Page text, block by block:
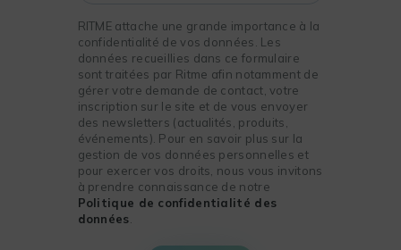
RITME attache une grande importance à la
confidentialité de vos données. Les
données recueillies dans ce formulaire
sont traitées par Ritme afin notamment de
gérer votre demande de contact, votre
inscription sur le site et de vous envoyer
des newsletters (actualités, produits,
événements). Pour en savoir plus sur la
gestion de vos données personnelles et
pour exercer vos droits, nous vous invitons
à prendre connaissance de notre
Politique de confidentialité des
données